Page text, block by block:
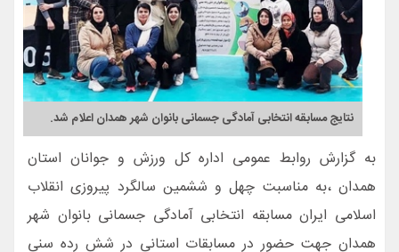
نتایج مسابقه انتخابی آمادگی جسمانی بانوان شهر همدان اعلام شد.
به گزارش روابط عمومی اداره کل ورزش و جوانان استان
همدان ،به مناسبت چهل و ششمین سالگرد پیروزی انقلاب
اسلامی ایران مسابقه انتخابی آمادگی جسمانی بانوان شهر
همدان جهت حضور در مسابقات استانی در شش رده سنی